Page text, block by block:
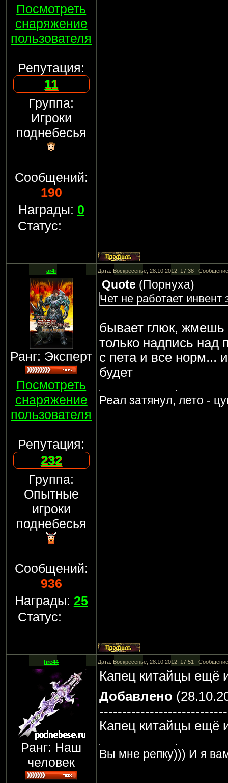
Посмотреть
снаряжение
пользователя
Репутация:
11
Группа:
Игроки
поднебесья
Сообщений:
190
Награды: 0
Статус:
ar4i Дата: Воскресенье, 28.10.2012, 17:38 |
Ранг: Эксперт
Посмотреть
снаряжение
пользователя
Репутация:
232
Группа:
Опытные
игроки
поднебесья
Сообщений:
936
Награды: 25
Статус:
Quote (Порнуха)
Чет не работает инвент
бывает глюк, жмешь
только надпись над
с пета и все норм...
будет
Реал затянул, лето -
fire44 Дата: Воскресенье, 28.10.2012, 17:51 |
Ранг: Наш
человек
Капец китайцы ещё
Добавлено
Капец китайцы ещё
Вы мне репку))) И я